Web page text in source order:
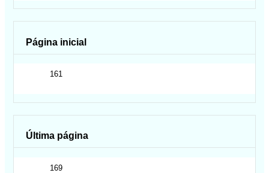
Página inicial
161
Última página
169